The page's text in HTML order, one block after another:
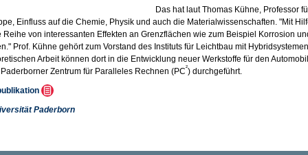
Das hat laut Thomas Kühne, Professor
Einfluss auf die Chemie, Physik und auch die Materialwissenschaften. "Mit
Reihe von interessanten Effekten an Grenzflächen wie zum Beispiel Korrosion
Prof. Kühne gehört zum Vorstand des Instituts für Leichtbau mit
Arbeit können dort in die Entwicklung neuer Werkstoffe für den
Zentrum für Paralleles Rechnen (PC²) durchgeführt.
Paderborn